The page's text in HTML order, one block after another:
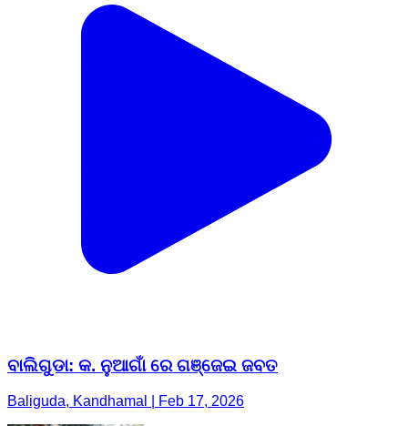
ବାଲିଗୁଡା: କ. ନୁଆଗାଁ ରେ ଗଞ୍ଜେଇ ଜବତ
Baliguda, Kandhamal | Feb 17, 2026